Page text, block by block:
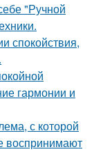
"Ручной
спокойствия,
гармонии и
с которой
воспринимают